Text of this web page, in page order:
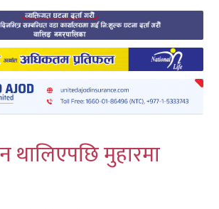
थालिएपछि मुहारमा